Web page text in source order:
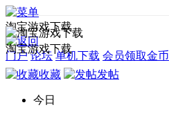
淘宝游戏下载
门户 论坛 单机下载 会员领取金币
淘宝游戏下载
收藏 发帖
今日